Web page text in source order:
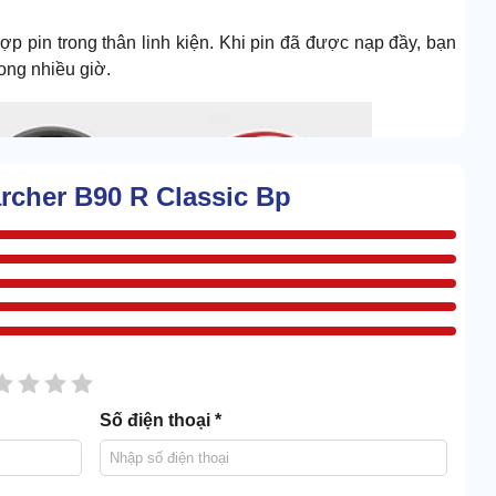
pin trong thân linh kiện. Khi pin đã được nạp đầy, bạn
nhiều giờ.
B90 R Classic Bp
5 sao
4 sao
3 sao
sao
Số điện thoại *